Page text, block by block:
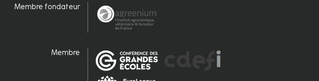
Membre fondateur
Membre